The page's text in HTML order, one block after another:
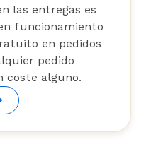
las entregas es
funcionamiento
en pedidos
pedido
coste alguno.